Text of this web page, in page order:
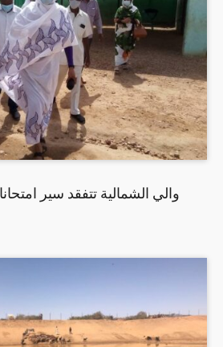
والي الشمالية تتفقد سير